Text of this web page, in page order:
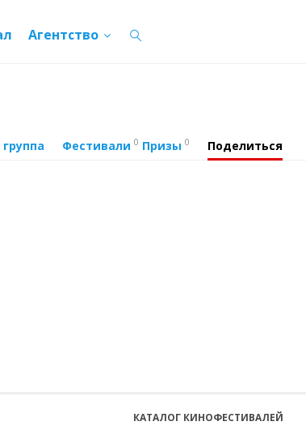
Агентство
Фестивали 0 Призы 0 Поделиться
КАТАЛОГ КИНОФЕСТИВАЛЕЙ